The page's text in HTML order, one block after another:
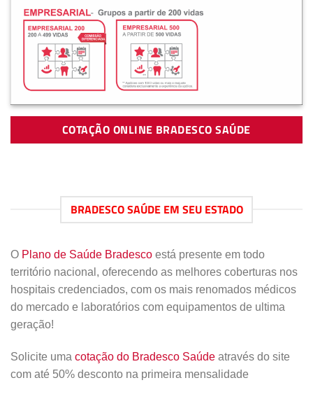
COTAÇÃO ONLINE BRADESCO SAÚDE
BRADESCO SAÚDE EM SEU ESTADO
O Plano de Saúde Bradesco está presente em todo
território nacional, oferecendo as melhores coberturas nos
hospitais credenciados, com os mais renomados médicos
do mercado e laboratórios com equipamentos de ultima
geração!
Solicite uma cotação do Bradesco Saúde através do site
com até 50% desconto na primeira mensalidade